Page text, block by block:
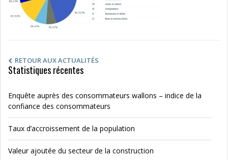
RETOUR AUX ACTUALITÉS
Statistiques récentes
Enquête auprès des consommateurs wallons – indice de la
confiance des consommateurs
Taux d’accroissement de la population
Valeur ajoutée du secteur de la construction